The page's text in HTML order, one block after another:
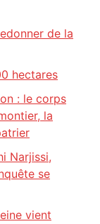
de la
hectares
: le corps
la
Narjissi,
se
vient